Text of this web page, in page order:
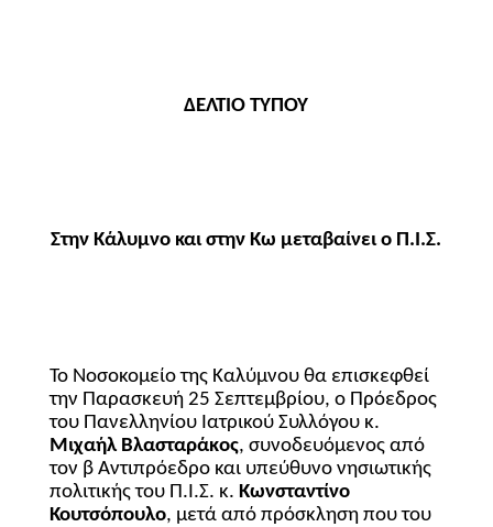
ΔΕΛΤΙΟ ΤΥΠΟΥ
Στην Κάλυμνο και στην Κω μεταβαίνει ο Π.Ι.Σ.
Το Νοσοκομείο της Καλύμνου θα επισκεφθεί
την Παρασκευή 25 Σεπτεμβρίου, ο Πρόεδρος
του Πανελληνίου Ιατρικού Συλλόγου κ.
Μιχαήλ Βλασταράκος, συνοδευόμενος από
τον β Αντιπρόεδρο και υπεύθυνο νησιωτικής
πολιτικής του Π.Ι.Σ. κ. Κωνσταντίνο
Κουτσόπουλο, μετά από πρόσκληση που του